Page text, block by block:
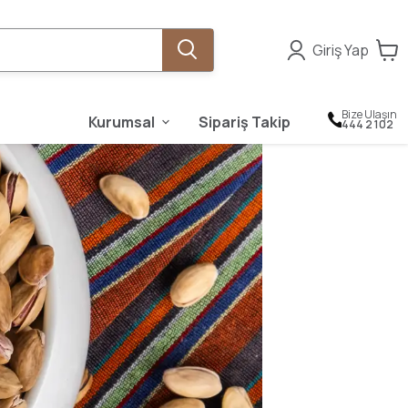
Giriş Yap
Kurumsal Sipariş Takip Bize Ulaşın
444 2 102